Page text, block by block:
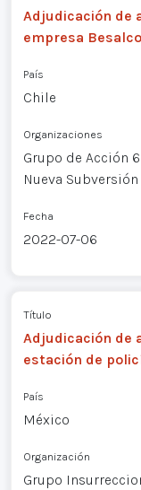
Adjudicación de
empresa Besalco
País
Chile
Organizaciones
Grupo de Acción
Nueva Subversión
Fecha
2022-07-06
Título
Adjudicación de
estación de
País
México
Organización
Grupo